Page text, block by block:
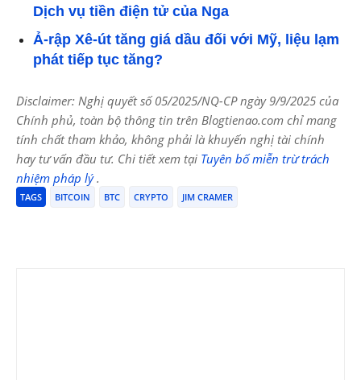
Dịch vụ tiền điện tử của Nga
Ả-rập Xê-út tăng giá dầu đối với Mỹ, liệu lạm
phát tiếp tục tăng?
Disclaimer: Nghị quyết số 05/2025/NQ-CP ngày 9/9/2025 của
Chính phủ, toàn bộ thông tin trên Blogtienao.com chỉ mang
tính chất tham khảo, không phải là khuyến nghị tài chính
hay tư vấn đầu tư. Chi tiết xem tại Tuyên bố miễn trừ trách
nhiệm pháp lý.
TAGS BITCOIN BTC CRYPTO JIM CRAMER